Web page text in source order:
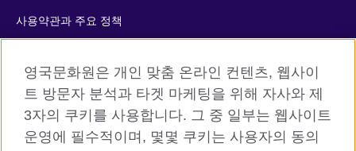
사용약관과 주요 정책
사이트맵
© 2026 British Council
영국문화원은 개인 맞춤 온라인 컨텐츠, 웹사이
트 방문자 분석과 타겟 마케팅을 위해 자사와 제
3자의 쿠키를 사용합니다. 그 중 일부는 웹사이트
운영에 필수적이며, 몇몇 쿠키는 사용자의 동의